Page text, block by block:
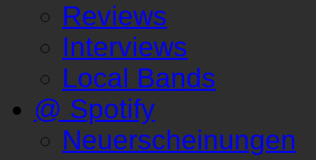
Reviews
Interviews
Local Bands
@ Spotify
Neuerscheinungen